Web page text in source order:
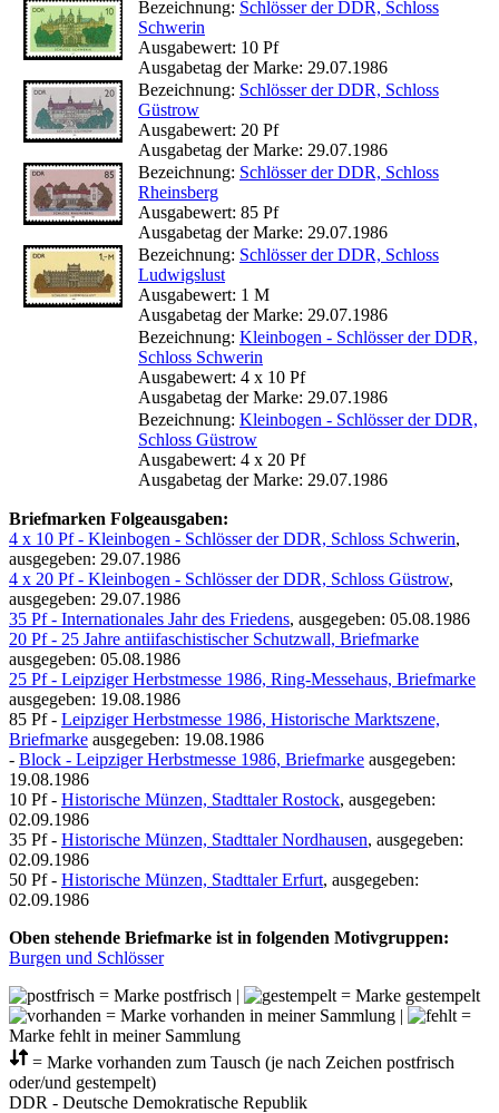
Bezeichnung: Schlösser der DDR, Schloss
Schwerin
Ausgabewert: 10 Pf
Ausgabetag der Marke: 29.07.1986
Bezeichnung: Schlösser der DDR, Schloss
Güstrow
Ausgabewert: 20 Pf
Ausgabetag der Marke: 29.07.1986
Bezeichnung: Schlösser der DDR, Schloss
Rheinsberg
Ausgabewert: 85 Pf
Ausgabetag der Marke: 29.07.1986
Bezeichnung: Schlösser der DDR, Schloss
Ludwigslust
Ausgabewert: 1 M
Ausgabetag der Marke: 29.07.1986
Bezeichnung: Kleinbogen - Schlösser der DDR,
Schloss Schwerin
Ausgabewert: 4 x 10 Pf
Ausgabetag der Marke: 29.07.1986
Bezeichnung: Kleinbogen - Schlösser der DDR,
Schloss Güstrow
Ausgabewert: 4 x 20 Pf
Ausgabetag der Marke: 29.07.1986
Briefmarken Folgeausgaben:
4 x 10 Pf - Kleinbogen - Schlösser der DDR, Schloss Schwerin,
ausgegeben: 29.07.1986
4 x 20 Pf - Kleinbogen - Schlösser der DDR, Schloss Güstrow,
ausgegeben: 29.07.1986
35 Pf - Internationales Jahr des Friedens, ausgegeben: 05.08.1986
20 Pf - 25 Jahre antiifaschistischer Schutzwall, Briefmarke
ausgegeben: 05.08.1986
25 Pf - Leipziger Herbstmesse 1986, Ring-Messehaus, Briefmarke
ausgegeben: 19.08.1986
85 Pf - Leipziger Herbstmesse 1986, Historische Marktszene,
Briefmarke ausgegeben: 19.08.1986
- Block - Leipziger Herbstmesse 1986, Briefmarke ausgegeben:
19.08.1986
10 Pf - Historische Münzen, Stadttaler Rostock, ausgegeben:
02.09.1986
35 Pf - Historische Münzen, Stadttaler Nordhausen, ausgegeben:
02.09.1986
50 Pf - Historische Münzen, Stadttaler Erfurt, ausgegeben:
02.09.1986
Oben stehende Briefmarke ist in folgenden Motivgruppen:
Burgen und Schlösser
= Marke postfrisch |
= Marke gestempelt
= Marke vorhanden in meiner Sammlung |
=
Marke fehlt in meiner Sammlung
= Marke vorhanden zum Tausch (je nach Zeichen postfrisch
oder/und gestempelt)
DDR - Deutsche Demokratische Republik